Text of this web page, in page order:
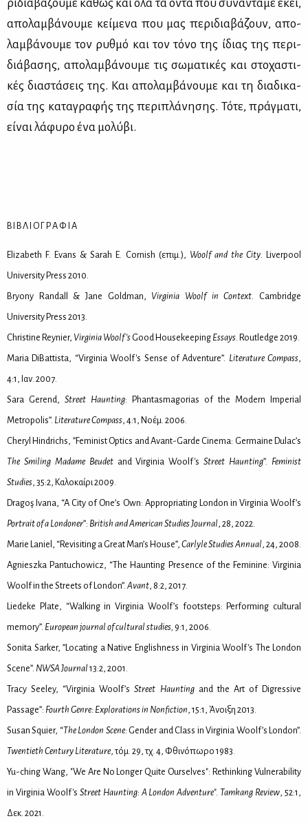
ρι­δια­βά­ζου­με κα­θώς και όλα τα όντα που συ­να­ντά­με εκεί,
απο­λαμ­βά­νου­με κεί­με­να που μας πε­ρι­δια­βά­ζουν, απο­
λαμ­βά­νου­με τον ρυθ­μό και τον τό­νο της ίδιας της πε­ρι­
διά­βα­σης, απο­λαμ­βά­νου­με τις σω­μα­τι­κές και στο­χα­στι­
κές δια­στά­σεις της. Και απο­λαμ­βά­νου­με και τη δια­δι­κα­
σία της κα­τα­γρα­φής της πε­ρι­πλά­νη­σης. Τό­τε, πράγ­μα­τι,
εί­ναι λά­φυ­ρο ένα μο­λύ­βι.
Β Ι Β Λ Ι Ο Γ Ρ Α Φ Ι Α
Elizabeth F. Evans & Sarah E. Cornish (επιμ.), Woolf and the City. Liverpool
University Press 2010.
Bryony Randall & Jane Goldman, Virginia Woolf in Context . Cambridge
University Press 2013.
Christine Reynier, Virginia Woolf’sGood Housekeeping Essays . Routledge 2019.
Maria DiBattista, “Virginia Woolf's Sense of Adventure”. Literature Compass,
4:1, Ιαν. 2007.
Sara Gerend, Street Haunting: Phantasmagorias of the Modern Imperial
Metropolis”. Literature Compass, 4:1, Noέμ. 2006.
Cheryl Hindrichs, ”Feminist Optics and Avant-Garde Cinema: Germaine Dulac’s
The Smiling Madame Beudetand Virginia Woolf'sStreet Haunting”. Feminist
Studies, 35:2, Κα­λο­καί­ρι 2009.
Dragoş Ivana, “A City of One’s Own: Appropriating London in Virginia Woolf’s
Portrait of a Londoner”: British and American Studies Journal , 28, 2022.
Marie Laniel, “Revisiting a Great Man’s House”, Carlyle Studies Annual , 24, 2008.
Agnieszka Pantuchowicz, “The Haunting Presence of the Feminine: Virginia
Woolf in the Streets of London”. Avant, 8:2, 2017.
Liedeke Plate, “Walking in Virginia Woolf’s footsteps: Performing cultural
memory”. European journal of cultural studies, 9:1, 2006.
Sonita Sarker, ”Locating a Native Englishness in Virginia Woolf's The London
Scene”. NWSA Journal 13:2, 2001.
Tracy Seeley, “Virginia Woolf’sStreet Hauntingand the Art of Digressive
Passage”: Fourth Genre: Explorations in Nonfiction , 15:1, Άνοι­ξη 2013.
Susan Squier, “The London Scene: Gender and Class in Virginia Woolf’s London”.
Twentieth Century Literature, τόμ. 29, τχ. 4, Φθι­νό­πω­ρο 1983.
Yu-ching Wang, "We Are No Longer Quite Ourselves": Rethinking Vulnerability
in Virginia Woolf's Street Haunting: A London Adventure". Tamkang Review, 52:1,
Δεκ. 2021.